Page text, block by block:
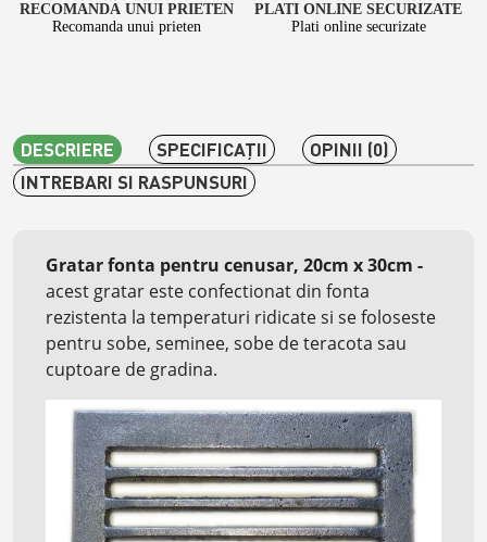
RECOMANDA UNUI PRIETEN
Recomanda unui prieten
PLATI ONLINE SECURIZATE
Plati online securizate
DESCRIERE SPECIFICAŢII
OPINII (0)
INTREBARI SI RASPUNSURI
Gratar fonta pentru cenusar, 20cm x 30cm -
acest gratar este confectionat din fonta
rezistenta la temperaturi ridicate si se foloseste
pentru sobe, seminee, sobe de teracota sau
cuptoare de gradina.